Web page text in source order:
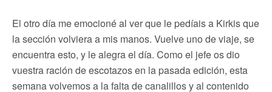
El otro día me emocioné al ver que le pedíais a Kirkis que
la sección volviera a mis manos. Vuelve uno de viaje, se
encuentra esto, y le alegra el día. Como el jefe os dio
vuestra ración de escotazos en la pasada edición, esta
semana volvemos a la falta de canalillos y al contenido